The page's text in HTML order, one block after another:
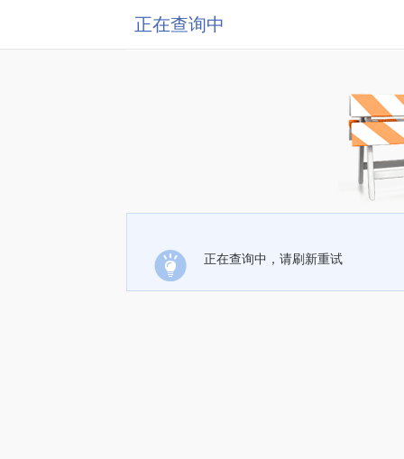
正在查询中
正在查询中，请刷新重试